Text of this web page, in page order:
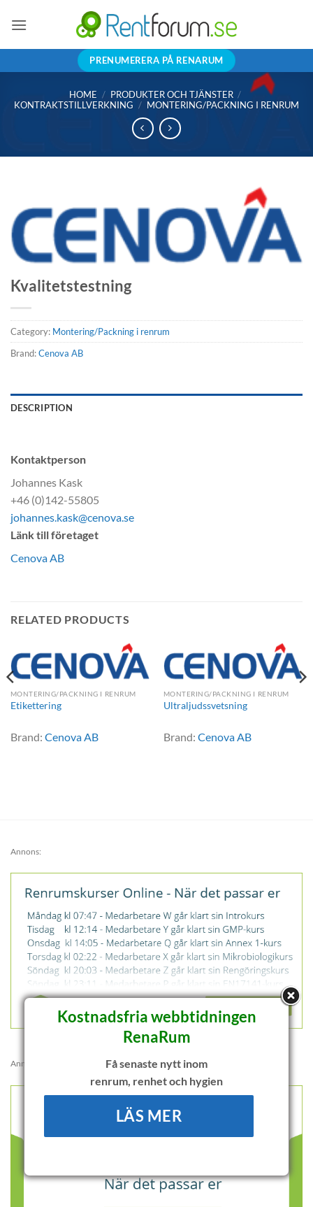
PRENUMERERA PÅ RENARUM
HOME / PRODUKTER OCH TJÄNSTER /
KONTRAKTSTILLVERKNING / MONTERING/PACKNING I RENRUM
Kvalitetstestning
Category: Montering/Packning i renrum
Brand:Cenova AB
DESCRIPTION
Kontaktperson
Johannes Kask
+46 (0)142-55805
johannes.kask@cenova.se
Länk till företaget
Cenova AB
RELATED PRODUCTS
MONTERING/PACKNING I RENRUM
Etikettering
Brand: Cenova AB
MONTERING/PACKNING I RENRUM
Ultraljudssvetsning
Brand: Cenova AB
Annons:
Annons:
Kostnadsfria webbtidningen
RenaRum
Få senaste nytt inom
renrum, renhet och hygien
LÄS MER